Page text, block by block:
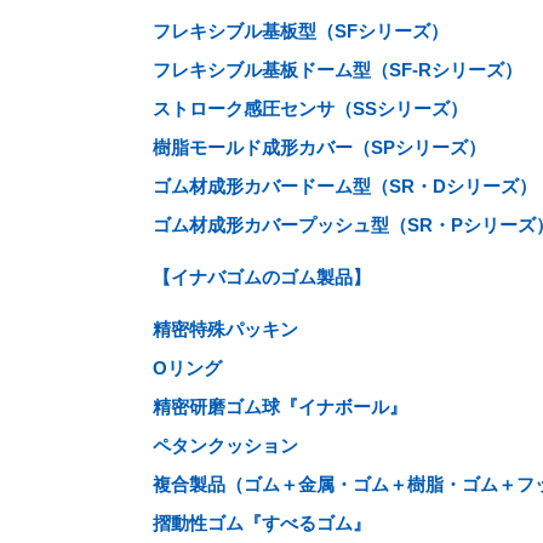
フレキシブル基板型（SFシリーズ）
フレキシブル基板ドーム型（SF-Rシリーズ）
ストローク感圧センサ（SSシリーズ）
樹脂モールド成形カバー（SPシリーズ）
ゴム材成形カバードーム型（SR・Dシリーズ）
ゴム材成形カバープッシュ型（SR・Pシリーズ）
【イナバゴムのゴム製品】
精密特殊パッキン
Oリング
精密研磨ゴム球『イナボール』
ペタンクッション
複合製品（ゴム＋金属・ゴム＋樹脂・ゴム＋フ
摺動性ゴム『すべるゴム』